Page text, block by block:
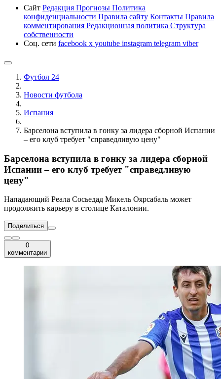
Сайт Редакция Прогнозы Политика
конфиденциальности Правила сайту Контакты Правила
комментирования Редакционная политика Структура
собственности
Соц. сети facebook x youtube instagram telegram viber
Футбол 24
Новости футбола
Испания
Барселона вступила в гонку за лидера сборной Испании
– его клуб требует "справедливую цену"
Барселона вступила в гонку за лидера сборной
Испании – его клуб требует "справедливую
цену"
Нападающий Реала Сосьедад Микель Оярсабаль может
продолжить карьеру в столице Каталонии.
Поделиться
0
комментарии